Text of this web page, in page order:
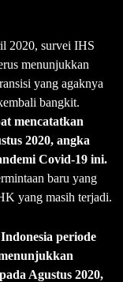
2020, survei IHS
menunjukkan
yang agaknya
bangkit.
mencatatkan
2020, angka
Covid-19 ini.
baru yang
yang masih terjadi.
periode
Agustus 2020,